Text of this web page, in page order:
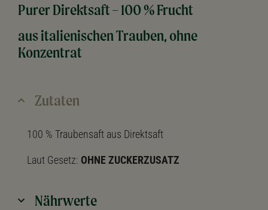
Purer Direktsaft – 100 % Frucht
aus italienischen Trauben, ohne
Konzentrat
Zutaten
100 % Traubensaft aus Direktsaft
Laut Gesetz: OHNE ZUCKERZUSATZ
Nährwerte